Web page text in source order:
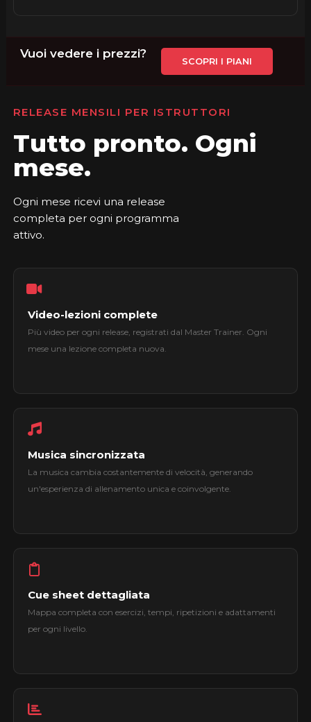
Vuoi vedere i prezzi?
SCOPRI I PIANI
RELEASE MENSILI PER ISTRUTTORI
Tutto pronto. Ogni
mese.
Ogni mese ricevi una release
completa per ogni programma
attivo.
Video-lezioni complete
Più video per ogni release, registrati dal Master Trainer. Ogni
mese una lezione completa nuova.
Musica sincronizzata
La musica cambia costantemente di velocità, generando
un'esperienza di allenamento unica e coinvolgente.
Cue sheet dettagliata
Mappa completa con esercizi, tempi, ripetizioni e adattamenti
per ogni livello.